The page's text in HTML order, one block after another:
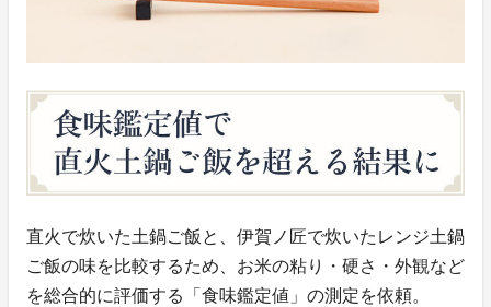
直火で炊いた土鍋ご飯と、伊賀ノ匠で炊いたレンジ土鍋
ご飯の味を比較するため、お米の粘り・硬さ・外観など
を総合的に評価する「食味鑑定値」の測定を依頼。